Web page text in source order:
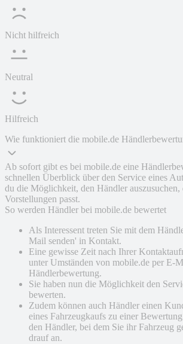
Nicht hilfreich
Neutral
Hilfreich
Wie funktioniert die mobile.de
Ab sofort gibt es bei mobile.de eine
schnellen Überblick über den Service eines
du die Möglichkeit, den Händler auszusuchen,
Vorstellungen passt.
So werden Händler bei mobile.de bewertet
Als Interessent treten Sie mit dem
Mail senden' in Kontakt.
Eine gewisse Zeit nach Ihrer
unter Umständen von mobile.de per E-
Händlerbewertung.
Sie haben nun die Möglichkeit den
bewerten.
Zudem können auch Händler einen
eines Fahrzeugkaufs zu einer
den Händler, bei dem Sie ihr Fahrzeug
drauf an.